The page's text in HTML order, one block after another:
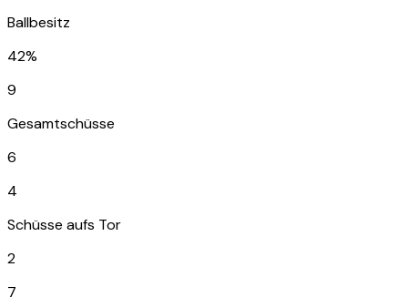
Ballbesitz
42%
9
Gesamtschüsse
6
4
Schüsse aufs Tor
2
7